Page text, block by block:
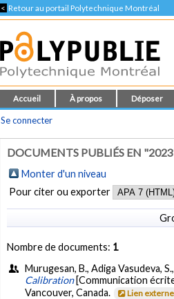
< Retour au portail Polytechnique Montréal
Accueil À propos Déposer
Se connecter
DOCUMENTS PUBLIÉS EN
Monter d'un niveau
Pour citer ou exporter
Nombre de documents: 1
Murugesan, B., Adiga Vasudeva,
Calibration [Communication
Vancouver, Canada.
Lien externe